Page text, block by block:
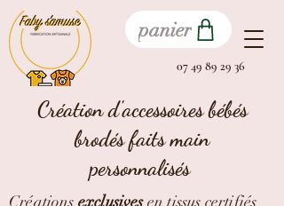
panier
07 49 89 29 36
Création d'accessoires bébés
brodés faits main
personnalisés
Créations exclusivesen tissus certifiés